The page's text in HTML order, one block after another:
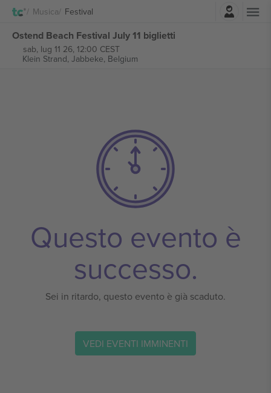
Musica Festival
Ostend Beach Festival July 11 biglietti
sab, lug 11 26, 12:00 CEST
Klein Strand, Jabbeke, Belgium
Questo evento è
successo.
Sei in ritardo, questo evento è già scaduto.
VEDI EVENTI IMMINENTI